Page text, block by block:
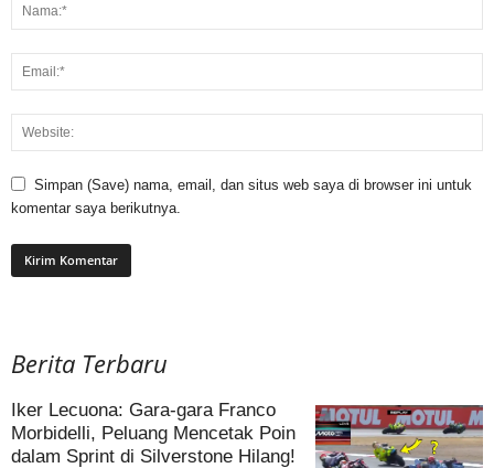
Simpan (Save) nama, email, dan situs web saya di browser ini untuk
komentar saya berikutnya.
Berita Terbaru
Iker Lecuona: Gara-gara Franco
Morbidelli, Peluang Mencetak Poin
dalam Sprint di Silverstone Hilang!